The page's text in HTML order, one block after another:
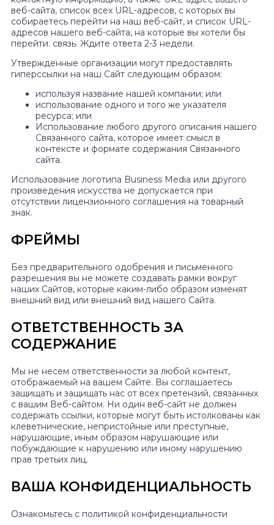
веб-сайта, список всех URL-адресов, с которых вы
собираетесь перейти на наш веб-сайт, и список URL-
адресов нашего веб-сайта, на которые вы хотели бы
перейти. связь. Ждите ответа 2-3 недели.
Утвержденные организации могут предоставлять
гиперссылки на наш Сайт следующим образом:
используя название нашей компании; или
использование одного и того же указателя
ресурса; или
Использование любого другого описания нашего
Связанного сайта, которое имеет смысл в
контексте и формате содержания Связанного
сайта.
Использование логотипа Business Media или другого
произведения искусства не допускается при
отсутствии лицензионного соглашения на товарный
знак.
ФРЕЙМЫ
Без предварительного одобрения и письменного
разрешения вы не можете создавать рамки вокруг
наших Сайтов, которые каким-либо образом изменят
внешний вид или внешний вид нашего Сайта.
ОТВЕТСТВЕННОСТЬ ЗА
СОДЕРЖАНИЕ
Мы не несем ответственности за любой контент,
отображаемый на вашем Сайте. Вы соглашаетесь
защищать и защищать нас от всех претензий, связанных
с вашим Веб-сайтом. Ни один веб-сайт не должен
содержать ссылки, которые могут быть истолкованы как
клеветнические, непристойные или преступные,
нарушающие, иным образом нарушающие или
побуждающие к нарушению или иному нарушению
прав третьих лиц.
ВАША КОНФИДЕНЦИАЛЬНОСТЬ
Ознакомьтесь с политикой конфиденциальности